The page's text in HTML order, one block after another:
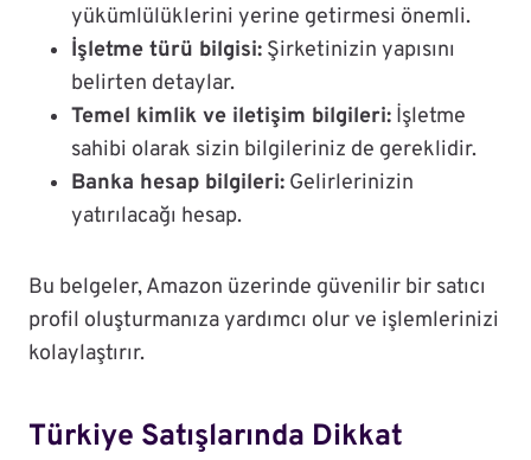
yükümlülüklerini yerine getirmesi önemli.
İşletme türü bilgisi: Şirketinizin yapısını
belirten detaylar.
Temel kimlik ve iletişim bilgileri: İşletme
sahibi olarak sizin bilgileriniz de gereklidir.
Banka hesap bilgileri: Gelirlerinizin
yatırılacağı hesap.
Bu belgeler, Amazon üzerinde güvenilir bir satıcı
profil oluşturmanıza yardımcı olur ve işlemlerinizi
kolaylaştırır.
Türkiye Satışlarında Dikkat